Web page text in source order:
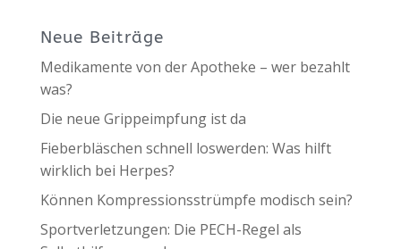
Neue Beiträge
Medikamente von der Apotheke – wer bezahlt
was?
Die neue Grippeimpfung ist da
Fieberbläschen schnell loswerden: Was hilft
wirklich bei Herpes?
Können Kompressionsstrümpfe modisch sein?
Sportverletzungen: Die PECH-Regel als